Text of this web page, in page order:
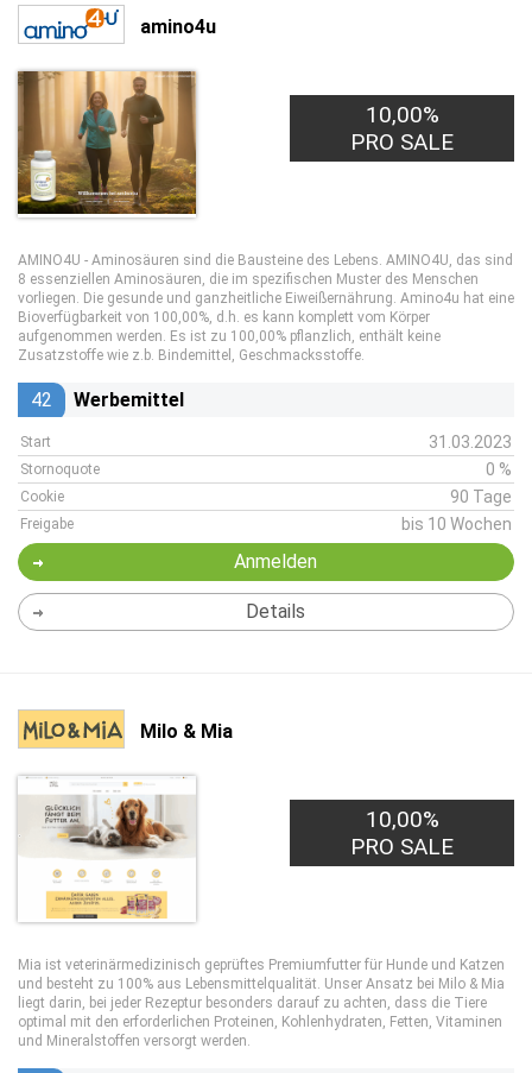
amino4u
10,00%
PRO SALE
AMINO4U - Aminosäuren sind die Bausteine des Lebens. AMINO4U, das sind
8 essenziellen Aminosäuren, die im spezifischen Muster des Menschen
vorliegen. Die gesunde und ganzheitliche Eiweißernährung. Amino4u hat eine
Bioverfügbarkeit von 100,00%, d.h. es kann komplett vom Körper
aufgenommen werden. Es ist zu 100,00% pflanzlich, enthält keine
Zusatzstoffe wie z.b. Bindemittel, Geschmacksstoffe.
42 Werbemittel
Start 31.03.2023
Stornoquote 0 %
Cookie 90 Tage
Freigabe bis 10 Wochen
Anmelden
Details
Milo & Mia
10,00%
PRO SALE
Mia ist veterinärmedizinisch geprüftes Premiumfutter für Hunde und Katzen
und besteht zu 100% aus Lebensmittelqualität. Unser Ansatz bei Milo & Mia
liegt darin, bei jeder Rezeptur besonders darauf zu achten, dass die Tiere
optimal mit den erforderlichen Proteinen, Kohlenhydraten, Fetten, Vitaminen
und Mineralstoffen versorgt werden.